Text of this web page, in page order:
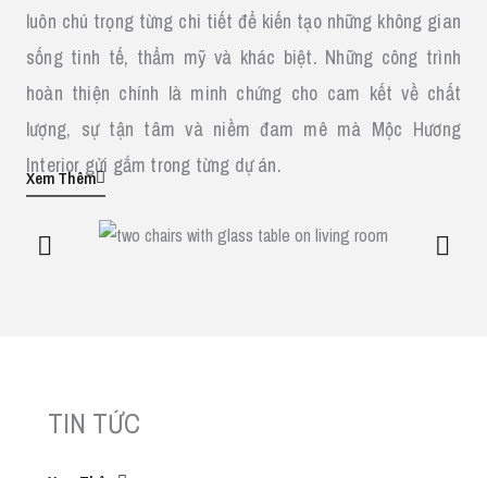
luôn chú trọng từng chi tiết để kiến tạo những không gian
sống tinh tế, thẩm mỹ và khác biệt. Những công trình
hoàn thiện chính là minh chứng cho cam kết về chất
lượng, sự tận tâm và niềm đam mê mà Mộc Hương
Interior gửi gắm trong từng dự án.
Xem Thêm
TIN TỨC